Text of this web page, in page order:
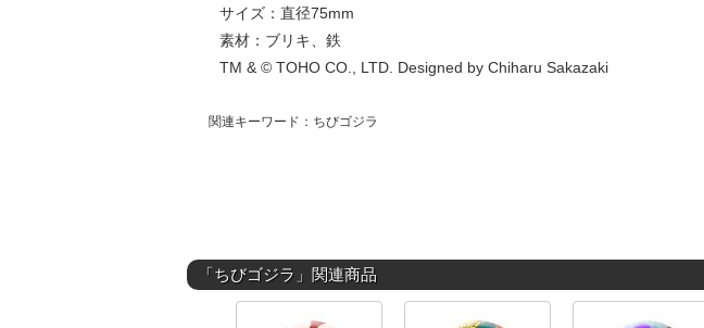
サイズ：直径75mm
素材：ブリキ、鉄
TM & © TOHO CO., LTD. Designed by Chiharu Sakazaki
関連キーワード：ちびゴジラ
「ちびゴジラ」関連商品